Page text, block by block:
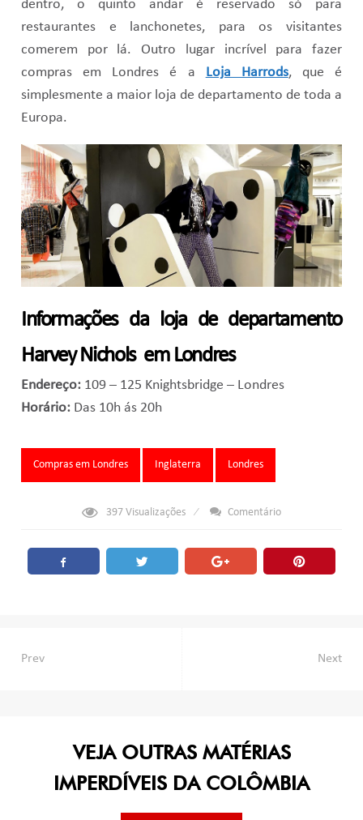
dentro, o quinto andar é reservado só para
restaurantes e lanchonetes, para os visitantes
comerem por lá. Outro lugar incrível para fazer
compras em Londres é a Loja Harrods, que é
simplesmente a maior loja de departamento de toda a
Europa.
Informações da loja de departamento
Harvey Nichols em Londres
Endereço:109 – 125 Knightsbridge – Londres
Horário:Das 10h ás 20h
Tags:
Compras em Londres Inglaterra Londres
397Visualizações Comentário
Navegação
Prev Next
VEJA OUTRAS MATÉRIAS
IMPERDÍVEIS DA COLÔMBIA